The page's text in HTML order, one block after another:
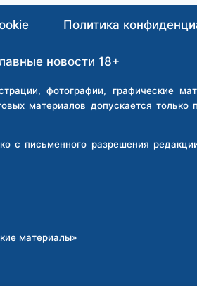
Политика
новости 18+
фотографии, графические
материалов допускается
с письменного разрешения
материалы»